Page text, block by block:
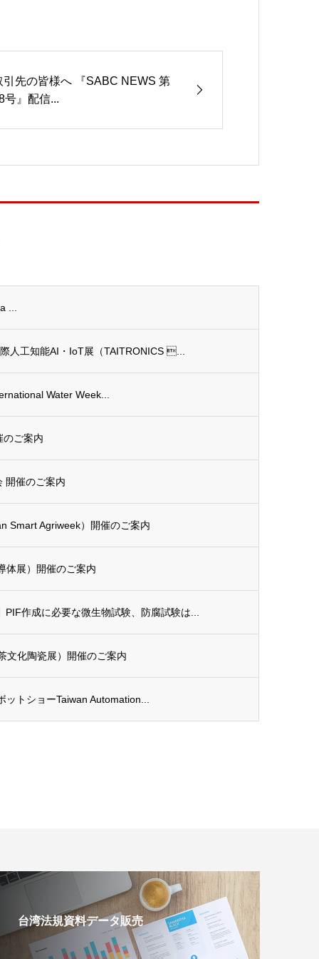
引先の皆様へ 『SABC NEWS 第
号』配信...
...
人工知能AI・IoT展（TAITRONICS ...
Water Week...
のご案内
開催のご案内
Smart Agriweek）開催のご案内
体展）開催のご案内
作成に必要な微生物試験、防腐試験は...
文化陶瓷展）開催のご案内
ットショーTaiwan Automation...
台湾法規資料データ販売